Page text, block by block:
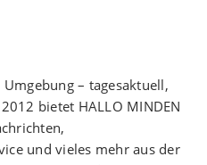
– tagesaktuell,
bietet HALLO MINDEN
und vieles mehr aus der